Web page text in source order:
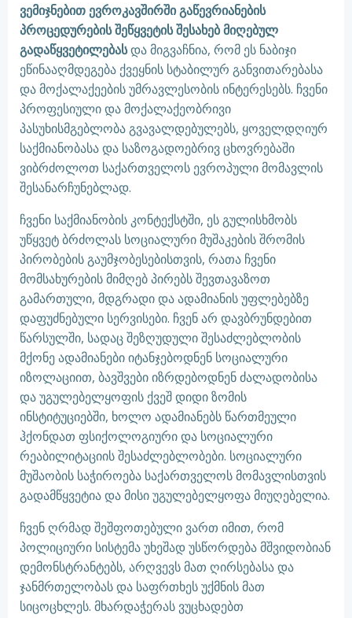
ვემიჯნებით ევროკავშირშიგაწევრიანების
პროცედურებისშეწყვეტისშესახებმიღებულ
გადაწყვეტილებასდა მიგვაჩნია, რომ ეს ნაბიჯი
ეწინააღმდეგება ქვეყნის სტაბილურ განვითარებასა
და მოქალაქეების უმრავლესობის ინტერესებს. ჩვენი
პროფესიული და მოქალაქეობრივი
პასუხისმგებლობა გვავალდებულებს, ყოველდღიურ
საქმიანობასა და საზოგადოებრივ ცხოვრებაში
ვიბრძოლოთ საქართველოს ევროპული მომავლის
შესანარჩუნებლად.
ჩვენი საქმიანობის კონტექსტში, ეს გულისხმობს
უწყვეტ ბრძოლას სოციალური მუშაკების შრომის
პირობების გაუმჯობესებისთვის, რათა ჩვენი
მომსახურების მიმღებ პირებს შევთავაზოთ
გამართული, მდგრადი და ადამიანის უფლებებზე
დაფუძნებული სერვისები. ჩვენ არ დავბრუნდებით
წარსულში, სადაც შეზღუდული შესაძლებლობის
მქონე ადამიანები იტანჯებოდნენ სოციალური
იზოლაციით, ბავშვები იზრდებოდნენ ძალადობისა
და უგულებელყოფის ქვეშ დიდი ზომის
ინსტიტუციებში, ხოლო ადამიანებს წართმეული
ჰქონდათ ფსიქოლოგიური და სოციალური
რეაბილიტაციის შესაძლებლობები. სოციალური
მუშაობის საჭიროება საქართველოს მომავლისთვის
გადამწყვეტია და მისი უგულებელყოფა მიუღებელია.
ჩვენ ღრმად შეშფოთებული ვართ იმით, რომ
პოლიციური სისტემა უხეშად უსწორდება მშვიდობიან
დემონსტრანტებს, არღვევს მათ ღირსებასა და
ჯანმრთელობას და საფრთხეს უქმნის მათ
სიცოცხლეს. მხარდაჭერას ვუცხადებთ